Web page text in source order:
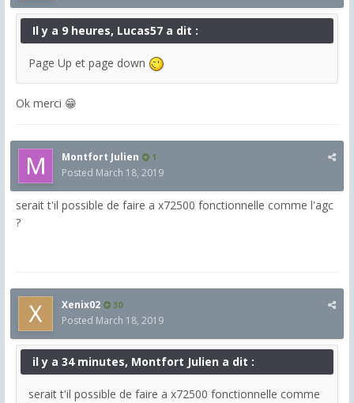
Il y a 9 heures, Lucas57 a dit :
Page Up et page down
Ok merci 😁
Montfort Julien 1
Posted March 18, 2019
serait t'il possible de faire a x72500 fonctionnelle comme l'agc
?
Xenix02 30
Posted March 18, 2019
il y a 34 minutes, Montfort Julien a dit :
serait t'il possible de faire a x72500 fonctionnelle comme